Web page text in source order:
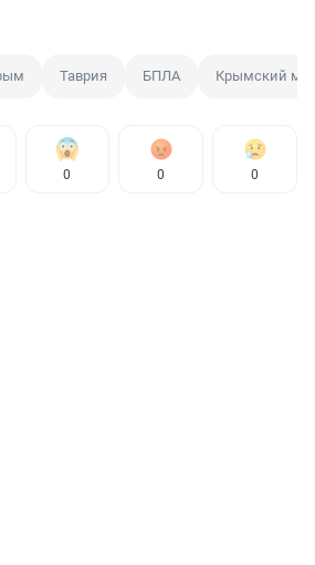
Таврия БПЛА Крымский
0 0 0